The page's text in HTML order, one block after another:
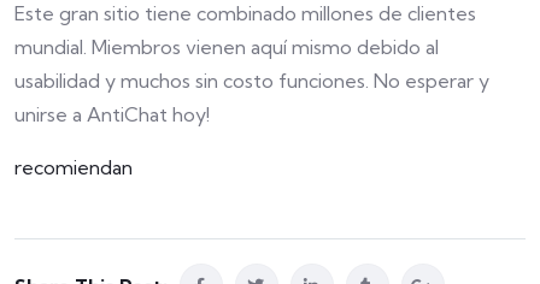
Este gran sitio tiene combinado millones de clientes
mundial. Miembros vienen aquí mismo debido al
usabilidad y muchos sin costo funciones. No esperar y
unirse a AntiChat hoy!
recomiendan